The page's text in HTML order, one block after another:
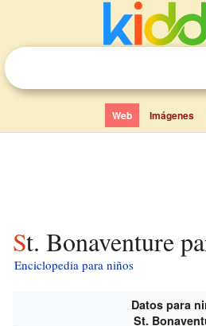
Web Imágenes
St. Bonaventure
Enciclopedia para niños
Datos para
St.